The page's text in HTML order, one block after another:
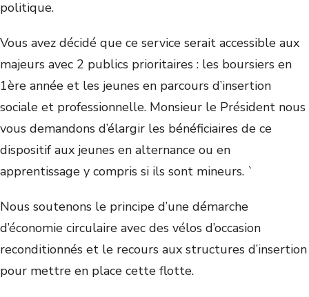
politique.
Vous avez décidé que ce service serait accessible aux
majeurs avec 2 publics prioritaires : les boursiers en
1ère année et les jeunes en parcours d’insertion
sociale et professionnelle. Monsieur le Président nous
vous demandons d’élargir les bénéficiaires de ce
dispositif aux jeunes en alternance ou en
apprentissage y compris si ils sont mineurs. `
Nous soutenons le principe d’une démarche
d’économie circulaire avec des vélos d’occasion
reconditionnés et le recours aux structures d’insertion
pour mettre en place cette flotte.